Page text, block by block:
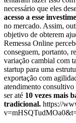
necessário que eles
acesso a esse
no mercado. Assim,
objetivo de obterem
Remessa Online
conseguem, portanto,
variação cambial com
startup para uma
exportação com
atendimento consultivo
ser até 10 vezes mais
tradicional. https://